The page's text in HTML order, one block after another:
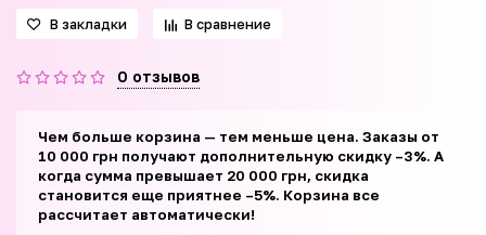
В закладки В сравнение
0 отзывов
Чем больше корзина — тем меньше цена. Заказы от
10 000 грн получают дополнительную скидку –3%. А
когда сумма превышает 20 000 грн, скидка
становится еще приятнее –5%. Корзина все
рассчитает автоматически!